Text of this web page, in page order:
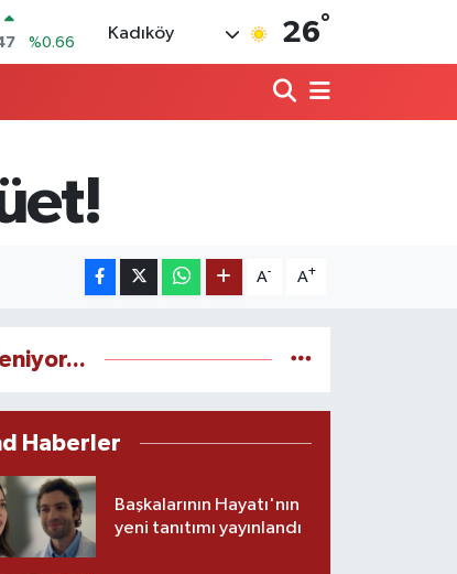
%0.05
%0.39
Kadıköy 26°
A- A+
Haberler
Başkalarının Hayatı'nın
yeni tanıtımı yayınlandı